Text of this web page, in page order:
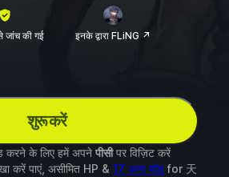
जांच की गई इनके द्वारा FLiNG ↗
शुरू करें
करने के लिए हमें अपने पीसीपर विज़िट करें
करें पाएं, असीमित HP & 17 अन्य मॉडfor 天